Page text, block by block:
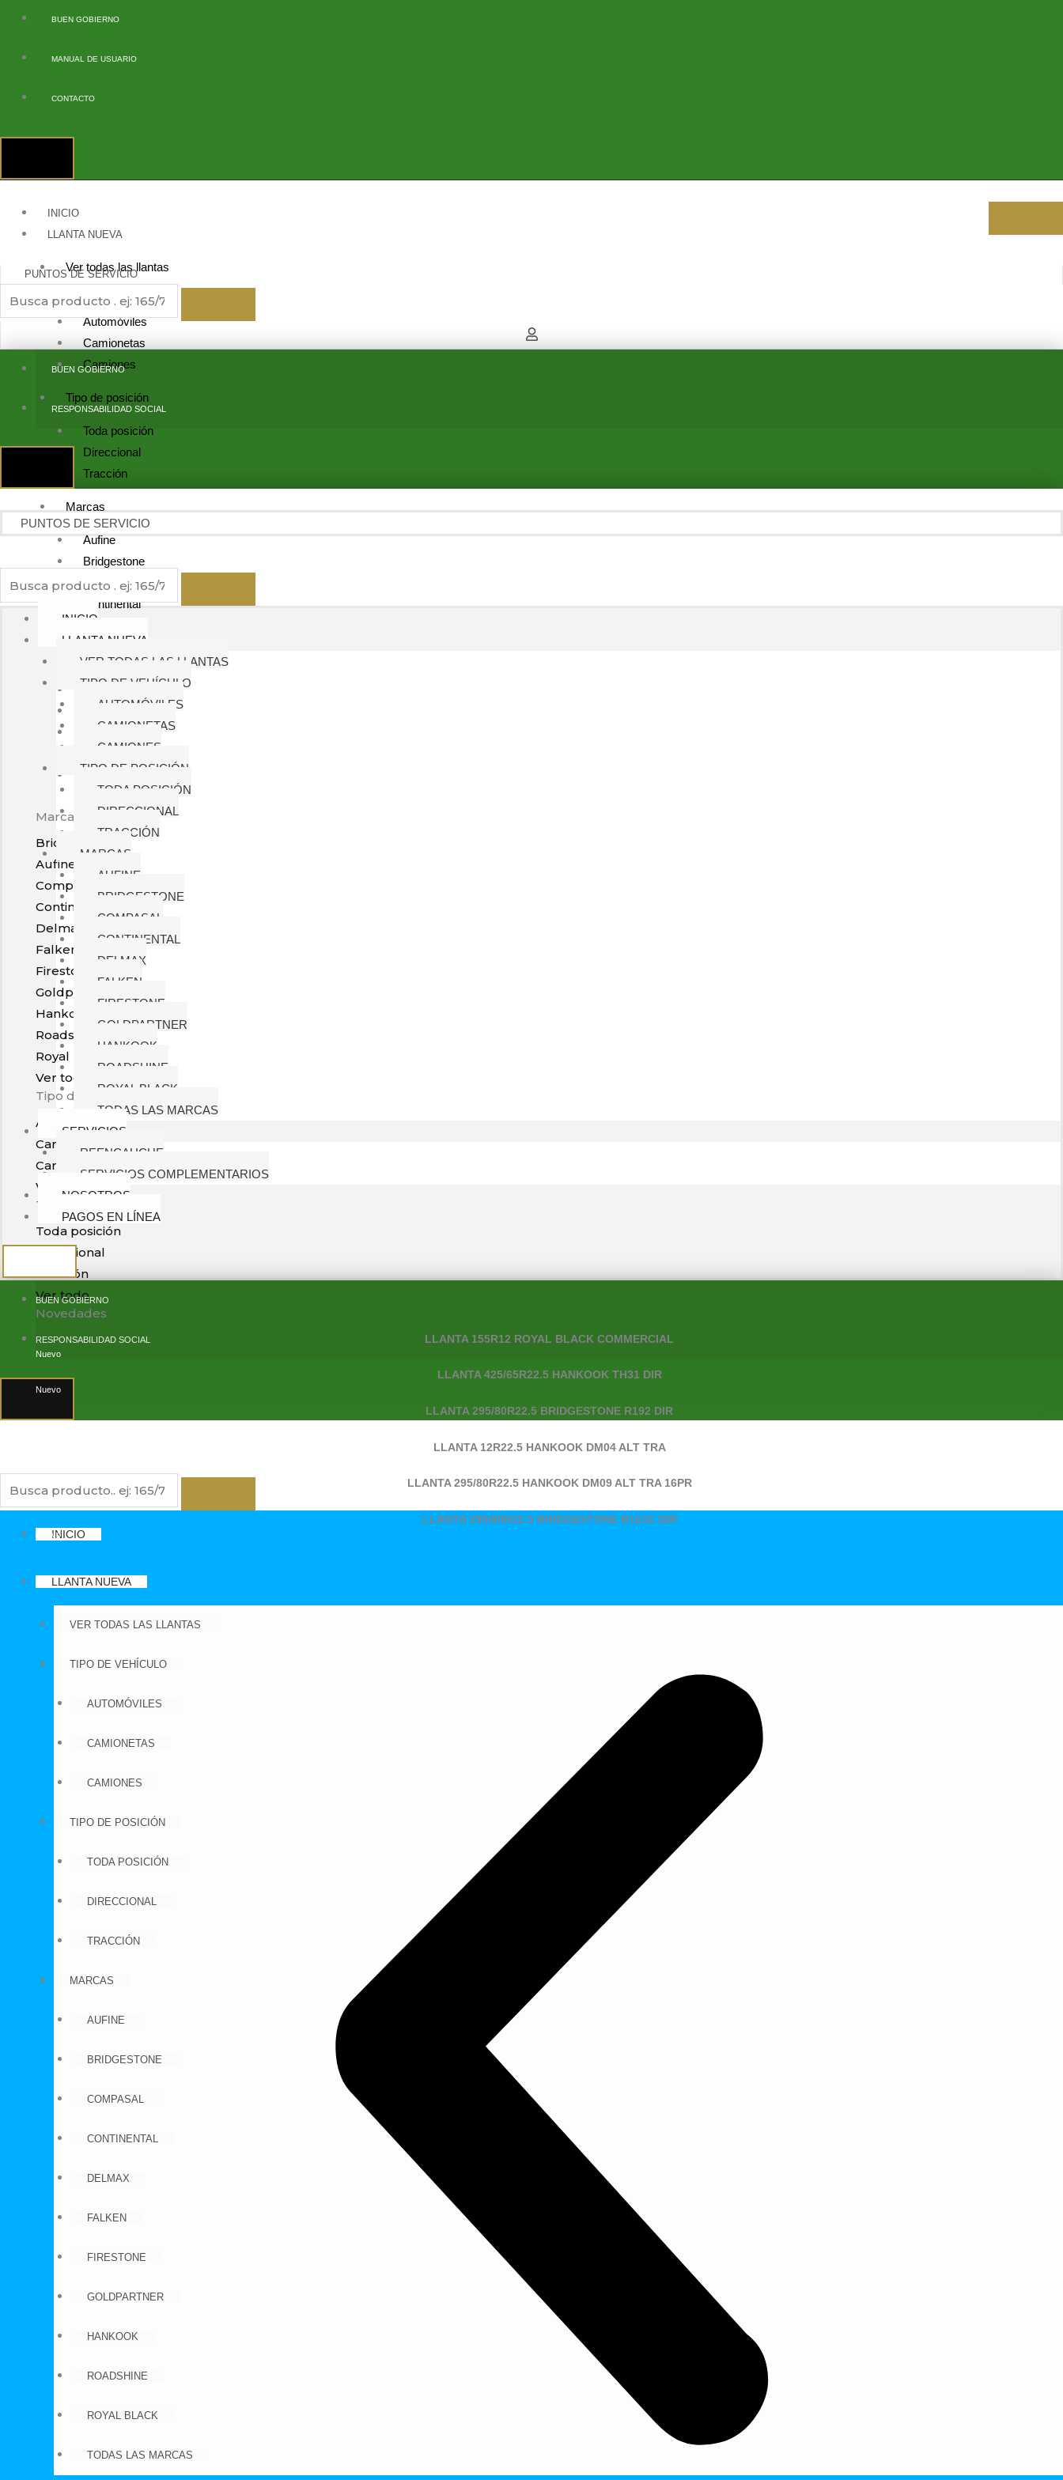
contenido
BUEN GOBIERNO
MANUAL DE USUARIO
CONTACTO
INICIO
LLANTA NUEVA
Ver todas las llantas
Tipo de vehículo
Automóviles
Camionetas
Camiones
Tipo de posición
Toda posición
Direccional
Tracción
Marcas
Aufine
Bridgestone
Compasal
Continental
Marcas de llantas
Bridgestone
Aufine
Compasal
Continental
Delmax
Falken
Firestone
Goldpartner
Hankook
Roadshine
Royal Black
Ver todas las marcas
Tipo de vehículo
Automóvil
Camioneta
Camión
Ver todo
Tipo de posición
Toda posición
Direccional
Tracción
Ver todo
Novedades
LLANTA 155R12 ROYAL BLACK COMMERCIAL
Nuevo
LLANTA 425/65R22.5 HANKOOK TH31 DIR
Nuevo
LLANTA 295/80R22.5 BRIDGESTONE R192 DIR
LLANTA 12R22.5 HANKOOK DM04 ALT TRA
LLANTA 295/80R22.5 HANKOOK DM09 ALT TRA 16PR
Nuevo
LLANTA 295/80R22.5 BRIDGESTONE R163Z DIR
Nuevo
PUNTOS DE SERVICIO
BUEN GOBIERNO
RESPONSABILIDAD SOCIAL
PUNTOS DE SERVICIO
INICIO
LLANTA NUEVA
VER TODAS LAS LLANTAS
TIPO DE VEHÍCULO
AUTOMÓVILES
CAMIONETAS
CAMIONES
TIPO DE POSICIÓN
TODA POSICIÓN
DIRECCIONAL
TRACCIÓN
MARCAS
AUFINE
BRIDGESTONE
COMPASAL
CONTINENTAL
DELMAX
FALKEN
FIRESTONE
GOLDPARTNER
HANKOOK
ROADSHINE
ROYAL BLACK
TODAS LAS MARCAS
SERVICIOS
REENCAUCHE
SERVICIOS COMPLEMENTARIOS
NOSOTROS
PAGOS EN LÍNEA
BUEN GOBIERNO
RESPONSABILIDAD SOCIAL
INICIO
LLANTA NUEVA
VER TODAS LAS LLANTAS
TIPO DE VEHÍCULO
AUTOMÓVILES
CAMIONETAS
CAMIONES
TIPO DE POSICIÓN
TODA POSICIÓN
DIRECCIONAL
TRACCIÓN
MARCAS
AUFINE
BRIDGESTONE
COMPASAL
CONTINENTAL
DELMAX
FALKEN
FIRESTONE
GOLDPARTNER
HANKOOK
ROADSHINE
ROYAL BLACK
TODAS LAS MARCAS